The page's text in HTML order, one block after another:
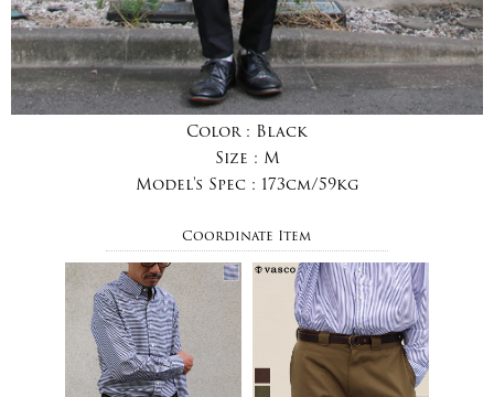
Color : Black
Size : M
Model's Spec : 173cm/59kg
Coordinate Item